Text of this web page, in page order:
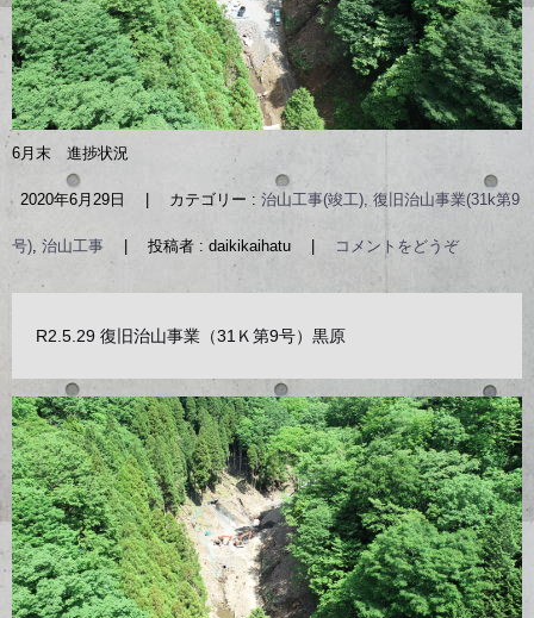
6月末 進捗状況
2020年6月29日 カテゴリー : 治山工事(竣工), 復旧治山事業(31k第9
号), 治山工事 投稿者 : daikikaihatu コメントをどうぞ
R2.5.29 復旧治山事業（31Ｋ第9号）黒原